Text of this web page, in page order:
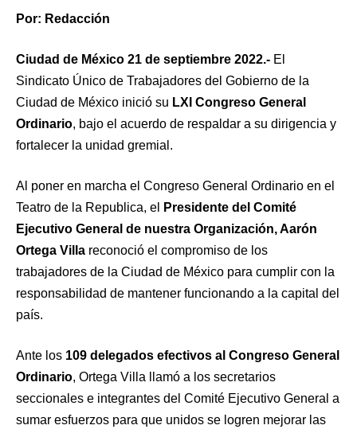
Por: Redacción
Ciudad de México 21 de septiembre 2022.- El
Sindicato Único de Trabajadores del Gobierno de la
Ciudad de México inició su LXI Congreso General
Ordinario, bajo el acuerdo de respaldar a su dirigencia y
fortalecer la unidad gremial.
Al poner en marcha el Congreso General Ordinario en el
Teatro de la Republica, el
Presidente del Comité
Ejecutivo General de nuestra Organización, Aarón
Ortega Villa reconoció el compromiso de los
trabajadores de la Ciudad de México para cumplir con la
responsabilidad de mantener funcionando a la capital del
país.
Ante los 109 delegados efectivos al Congreso General
Ordinario, Ortega Villa llamó a los secretarios
seccionales e integrantes del Comité Ejecutivo General a
sumar esfuerzos para que unidos se logren mejorar las